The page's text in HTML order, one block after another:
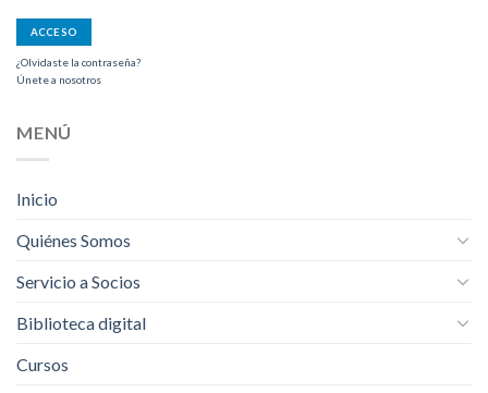
¿Olvidaste la contraseña?
Únete a nosotros
MENÚ
Inicio
Quiénes Somos
Servicio a Socios
Biblioteca digital
Cursos